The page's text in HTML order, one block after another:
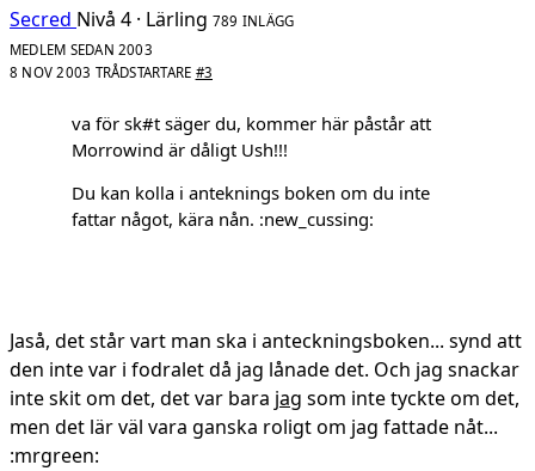
Secred Nivå 4 · Lärling 789 INLÄGG
MEDLEM SEDAN 2003
8 NOV 2003 TRÅDSTARTARE #3
va för sk#t säger du, kommer här påstår att
Morrowind är dåligt Ush!!!
Du kan kolla i anteknings boken om du inte
fattar något, kära nån. :new_cussing:
Jaså, det står vart man ska i anteckningsboken... synd att
den inte var i fodralet då jag lånade det. Och jag snackar
inte skit om det, det var bara jag som inte tyckte om det,
men det lär väl vara ganska roligt om jag fattade nåt...
:mrgreen: